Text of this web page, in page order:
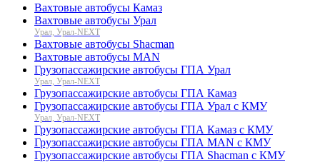
Вахтовые автобусы Камаз
Вахтовые автобусы Урал
Урал, Урал-NEXT
Вахтовые автобусы Shacman
Вахтовые автобусы MAN
Грузопассажирские автобусы ГПА Урал
Урал, Урал-NEXT
Грузопассажирские автобусы ГПА Камаз
Грузопассажирские автобусы ГПА Урал с КМУ
Урал, Урал-NEXT
Грузопассажирские автобусы ГПА Камаз с КМУ
Грузопассажирские автобусы ГПА MAN с КМУ
Грузопассажирские автобусы ГПА Shacman с КМУ